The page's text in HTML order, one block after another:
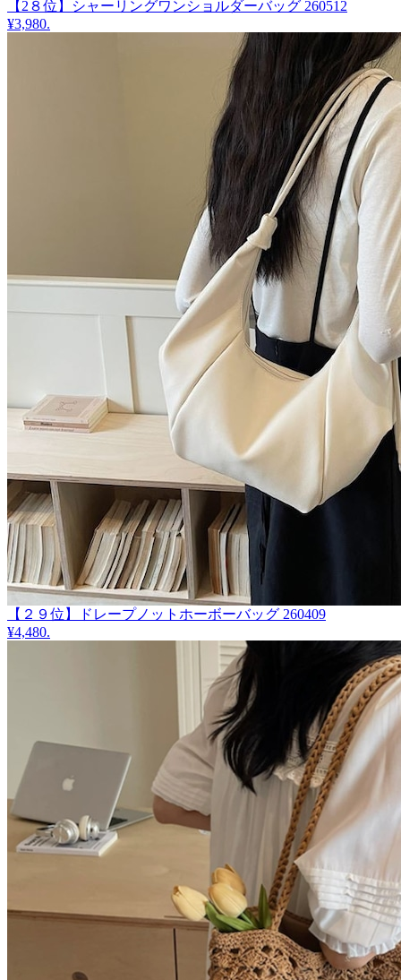
【2８位】シャーリングワンショルダーバッグ 260512
¥3,980.
【２９位】ドレープノットホーボーバッグ 260409
¥4,480.